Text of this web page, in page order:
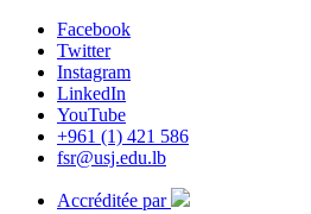
Facebook
Twitter
Instagram
LinkedIn
YouTube
+961 (1) 421 586
fsr@usj.edu.lb
Accréditée par